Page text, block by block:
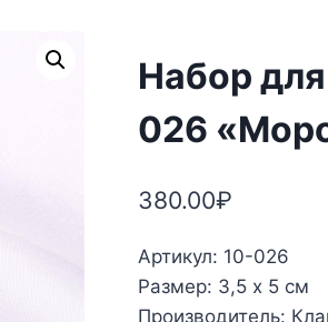
Набор
026
380.00₽
Артикул: 10-026
Размер: 3,5 х 5 см
Производитель: